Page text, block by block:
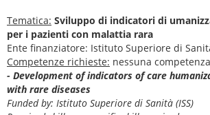
Tematica: Sviluppo di indicatori di
per i pazienti con malattia rara
Ente finanziatore: Istituto Superiore di
Competenze richieste: nessuna
- Development of indicators of care
with rare diseases
Funded by: Istituto Superiore di Sanità (ISS)